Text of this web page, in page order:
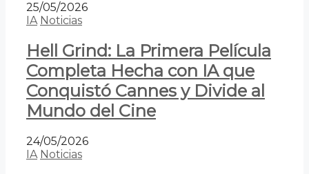
25/05/2026
IA Noticias
Hell Grind: La Primera Película
Completa Hecha con IA que
Conquistó Cannes y Divide al
Mundo del Cine
24/05/2026
IA Noticias